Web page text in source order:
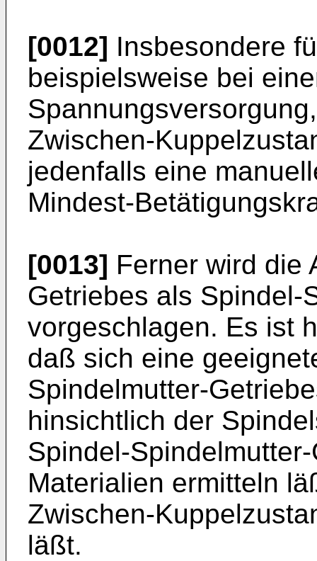
[0012] Insbesondere
beispielsweise bei
Zwischen-
jedenfalls eine
Mindest-
[0013] Ferner wird die
Getriebes als Spindel-
vorgeschlagen. Es ist
daß sich eine
Spindelmutter-
hinsichtlich der
Spindel-
Materialien ermitteln
Zwischen-
läßt.